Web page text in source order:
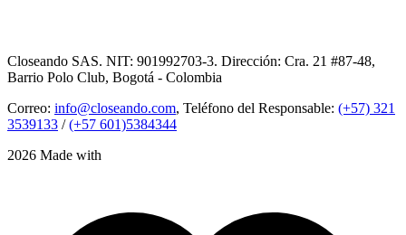
Closeando SAS. NIT: 901992703-3. Dirección: Cra. 21 #87-48,
Barrio Polo Club, Bogotá - Colombia
Correo: info@closeando.com, Teléfono del Responsable: (+57) 321
3539133 /(+57 601)5384344
2026 Made with